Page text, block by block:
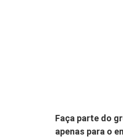
Faça parte do
apenas para o